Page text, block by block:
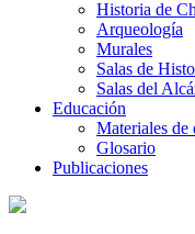
Historia de
Arqueología
Murales
Salas de
Salas del
Educación
Materiales de
Glosario
Publicaciones